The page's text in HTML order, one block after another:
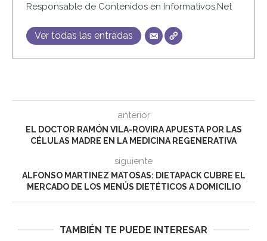
Responsable de Contenidos en Informativos.Net
Ver todas las entradas
anterior
EL DOCTOR RAMÓN VILA-ROVIRA APUESTA POR LAS
CÉLULAS MADRE EN LA MEDICINA REGENERATIVA
siguiente
ALFONSO MARTINEZ MATOSAS: DIETAPACK CUBRE EL
MERCADO DE LOS MENÚS DIETÉTICOS A DOMICILIO
TAMBIÉN TE PUEDE INTERESAR